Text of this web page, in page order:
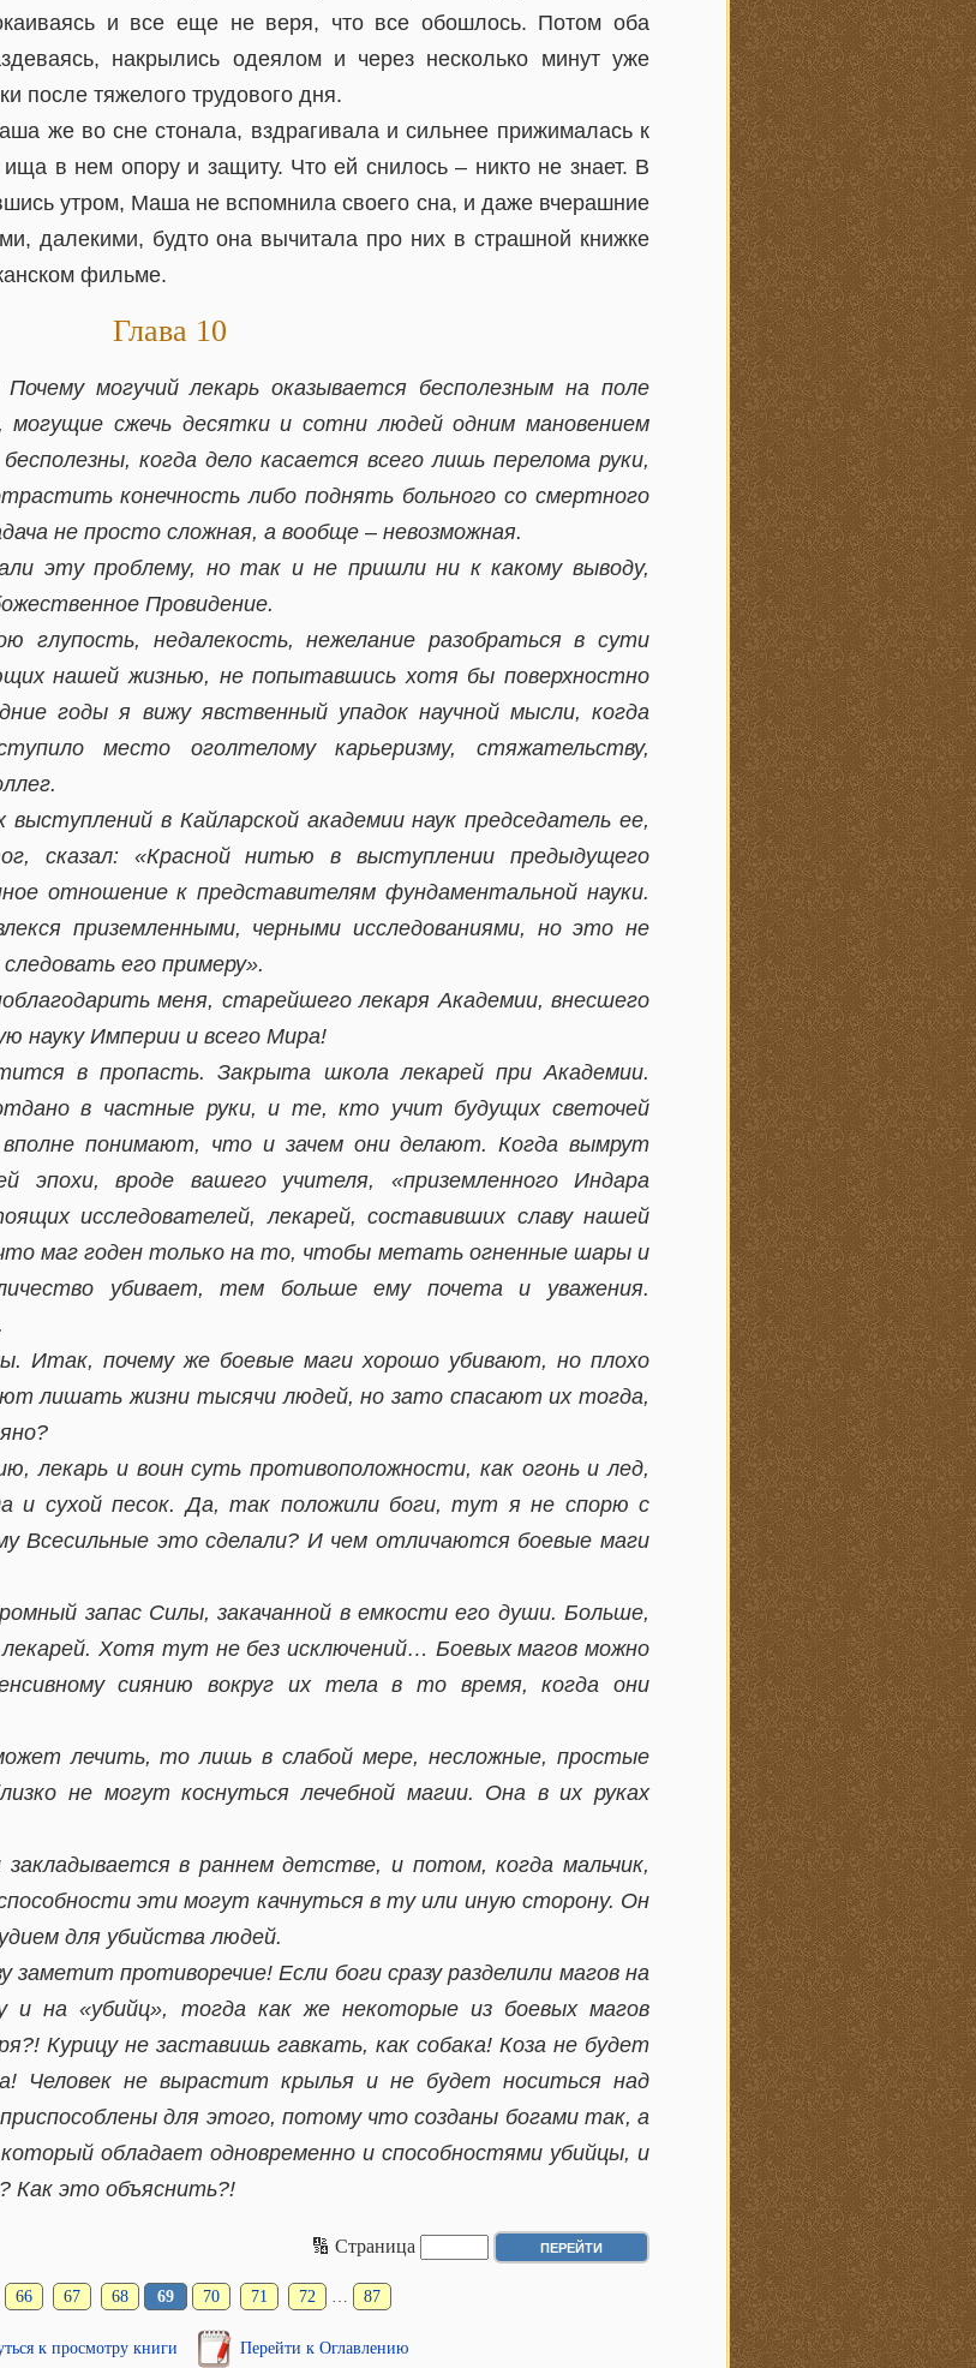
и все еще не веря, что все обошлось. Потом оба
накрылись одеялом и через несколько минут уже
после тяжелого трудового дня.
же во сне стонала, вздрагивала и сильнее прижималась к
в нем опору и защиту. Что ей снилось – никто не знает. В
утром, Маша не вспомнила своего сна, и даже вчерашние
далекими, будто она вычитала про них в страшной книжке
фильме.
Глава 10
могучий лекарь оказывается бесполезным на поле
могущие сжечь десятки и сотни людей одним мановением
когда дело касается всего лишь перелома руки,
конечность либо поднять больного со смертного
не просто сложная, а вообще – невозможная.
эту проблему, но так и не пришли ни к какому выводу,
Провидение.
глупость, недалекость, нежелание разобраться в сути
нашей жизнью, не попытавшись хотя бы поверхностно
годы я вижу явственный упадок научной мысли, когда
место оголтелому карьеризму, стяжательству,
в Кайларской академии наук председатель ее,
сказал: «Красной нитью в выступлении предыдущего
отношение к представителям фундаментальной науки.
приземленными, черными исследованиями, но это не
его примеру».
меня, старейшего лекаря Академии, внесшего
науку Империи и всего Мира!
в пропасть. Закрыта школа лекарей при Академии.
в частные руки, и те, кто учит будущих светочей
вполне понимают, что и зачем они делают. Когда вымрут
эпохи, вроде вашего учителя, «приземленного Индара
исследователей, лекарей, составивших славу нашей
маг годен только на то, чтобы метать огненные шары и
убивает, тем больше ему почета и уважения.
Итак, почему же боевые маги хорошо убивают, но плохо
лишать жизни тысячи людей, но зато спасают их тогда,
лекарь и воин суть противоположности, как огонь и лед,
и сухой песок. Да, так положили боги, тут я не спорю с
Всесильные это сделали? И чем отличаются боевые маги
запас Силы, закачанной в емкости его души. Больше,
лекарей. Хотя тут не без исключений… Боевых магов можно
сиянию вокруг их тела в то время, когда они
лечить, то лишь в слабой мере, несложные, простые
не могут коснуться лечебной магии. Она в их руках
в раннем детстве, и потом, когда мальчик,
эти могут качнуться в ту или иную сторону. Он
для убийства людей.
противоречие! Если боги сразу разделили магов на
и на «убийц», тогда как же некоторые из боевых магов
Курицу не заставишь гавкать, как собака! Коза не будет
Человек не вырастит крылья и не будет носиться над
для этого, потому что созданы богами так, а
обладает одновременно и способностями убийцы, и
Как это объяснить?!
🔢 Страница
66 67 68 69 70 71 72 … 87
к просмотру книги Перейти к Оглавлению